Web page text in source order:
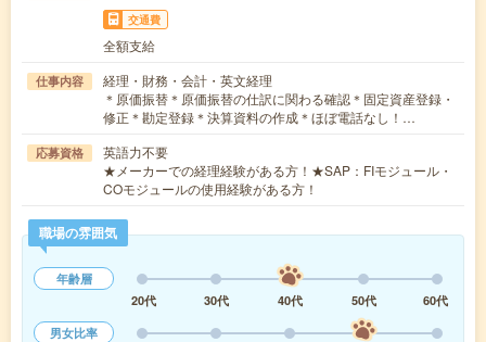
交通費
全額支給
仕事内容
経理・財務・会計・英文経理
＊原価振替＊原価振替の仕訳に関わる確認＊固定資産登録・
修正＊勘定登録＊決算資料の作成＊ほぼ電話なし！…
応募資格
英語力不要
★メーカーでの経理経験がある方！★SAP：FIモジュール・
COモジュールの使用経験がある方！
職場の雰囲気
年齢層
20代
30代 40代 50代
60代
男女比率